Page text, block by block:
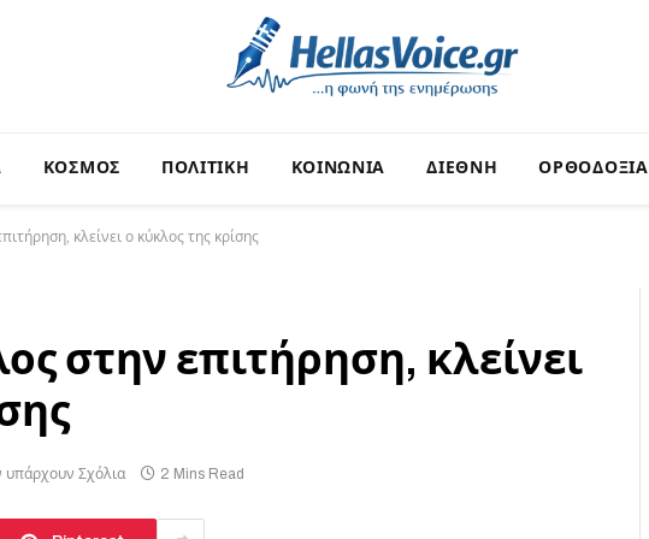
ΚΟΣΜΟΣ ΠΟΛΙΤΙΚΗ ΚΟΙΝΩΝΙΑ ΔΙΕΘΝΗ ΟΡΘΟΔΟΞΙΑ
κλείνει ο κύκλος της κρίσης
στην επιτήρηση, κλείνει
υπάρχουν Σχόλια 2 Mins Read